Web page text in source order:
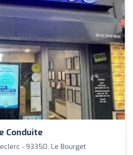
Conduite
- 93350, Le Bourget